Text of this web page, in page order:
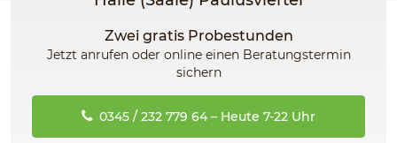
Zwei gratis Probestunden
Jetzt anrufen oder online einen Beratungstermin
sichern
0345 / 232 779 64 – Heute 7-22 Uhr